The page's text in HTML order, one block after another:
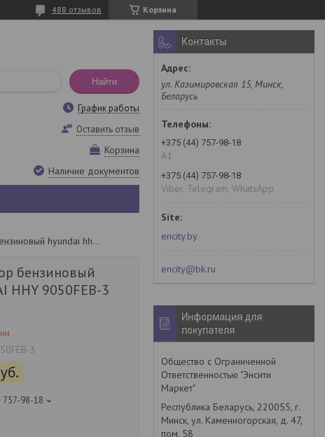
Корзина
488 отзывов
Найти
График работы
Оставить отзыв
Корзина
Наличие документов
Генератор бензиновый hyundai hhy 9050feb-3
бензиновый
HHY 9050FEB-3
3
757-98-18
Контакты
ул. Казимировская 15, Минск,
Беларусь
+375 (44) 757-98-18
A1
+375 (44) 757-98-18
Viber, Telegram, WhatsApp
encity.by
encity@bk.ru
Информация для
покупателя
Общество с Ограниченной
Ответственностью "Энсити
Маркет"
Республика Беларусь, 220055, г.
Минск, ул. Каменногорская, д. 47,
пом. 58